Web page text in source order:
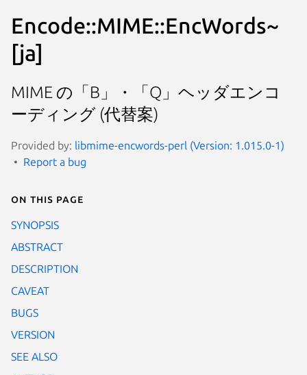
Encode::MIME::EncWords~
[ja]
MIME の「B」・「Q」ヘッダエンコ
ーディング (代替案)
Provided by: libmime-encwords-perl (Version: 1.015.0-1)
Report a bug
On this page
SYNOPSIS
ABSTRACT
DESCRIPTION
CAVEAT
BUGS
VERSION
SEE ALSO